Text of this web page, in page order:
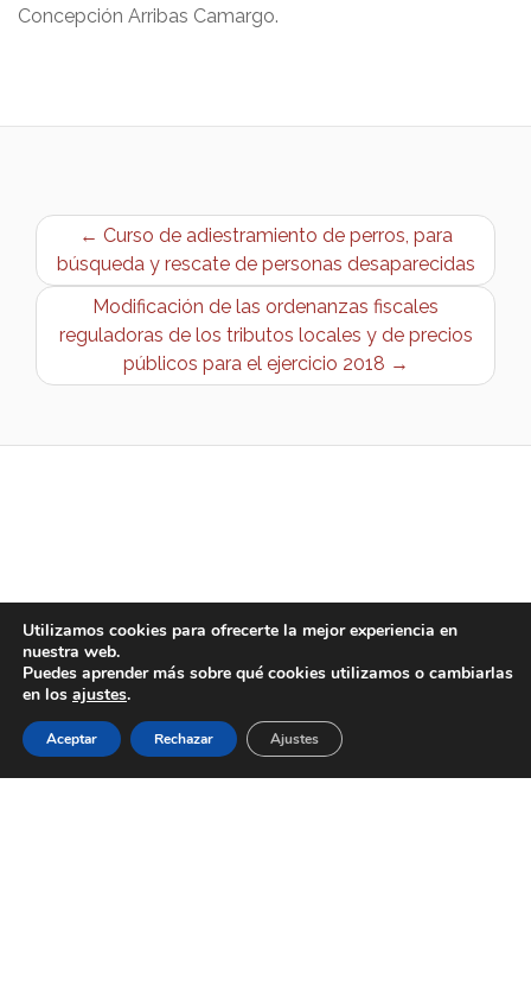
Concepción Arribas Camargo.
← Curso de adiestramiento de perros, para
búsqueda y rescate de personas desaparecidas
Modificación de las ordenanzas fiscales
reguladoras de los tributos locales y de precios
públicos para el ejercicio 2018 →
Utilizamos cookies para ofrecerte la mejor experiencia en
nuestra web.
Puedes aprender más sobre qué cookies utilizamos o cambiarlas
en los ajustes.
Aceptar Rechazar Ajustes